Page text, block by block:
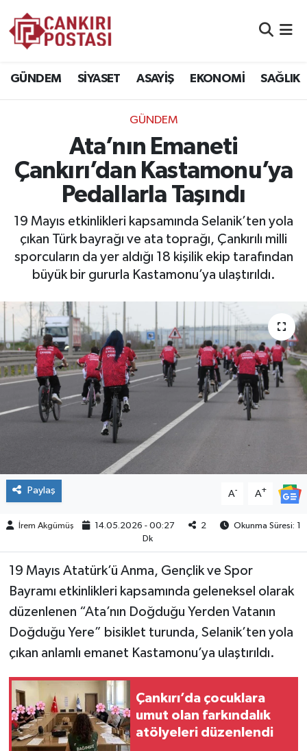
GÜNDEM SİYASET ASAYİŞ EKONOMİ SAĞLIK
GÜNDEM
Ata’nın Emaneti
Çankırı’dan Kastamonu’ya
Pedallarla Taşındı
19 Mayıs etkinlikleri kapsamında Selanik’ten yola
çıkan Türk bayrağı ve ata toprağı, Çankırılı milli
sporcuların da yer aldığı 18 kişilik ekip tarafından
büyük bir gururla Kastamonu’ya ulaştırıldı.
Paylaş A- A+
İrem Akgümüş 14.05.2026 - 00:27 2
Okunma Süresi: 1
Dk
19 Mayıs Atatürk’ü Anma, Gençlik ve Spor
Bayramı etkinlikleri kapsamında geleneksel olarak
düzenlenen “Ata’nın Doğduğu Yerden Vatanın
Doğduğu Yere” bisiklet turunda, Selanik’ten yola
çıkan anlamlı emanet Kastamonu’ya ulaştırıldı.
Çankırı’da çocuklara
umut olan farkındalık
atölyeleri düzenlendi
EKONOMİ
SAĞLIK
SPOR
EĞİTİM
ÇEVRE
İLÇELER
RESMİ İLANLAR
MAGAZİN
BİLİM&TEKNOLOJİ
BÖLGE
TÜRKİYE
DÜNYA
Trafik Durumu
Süper Lig Puan Durumu ve Fikstür
Tüm Manşetler
Son Dakika Haberleri